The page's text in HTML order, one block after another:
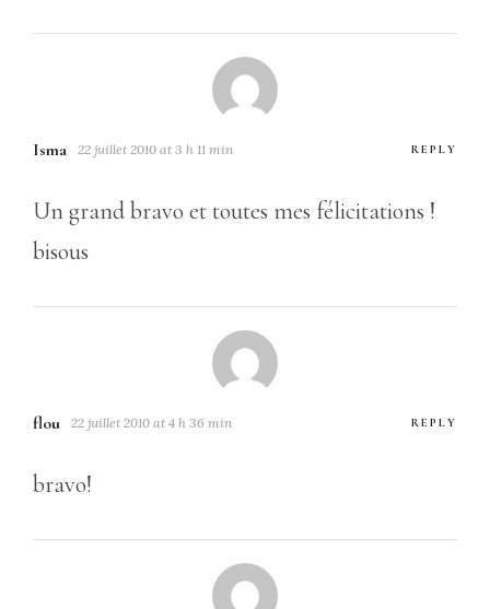
Isma 22 juillet 2010 at 3 h 11 min REPLY
Un grand bravo et toutes mes félicitations !
bisous
flou 22 juillet 2010 at 4 h 36 min REPLY
bravo!